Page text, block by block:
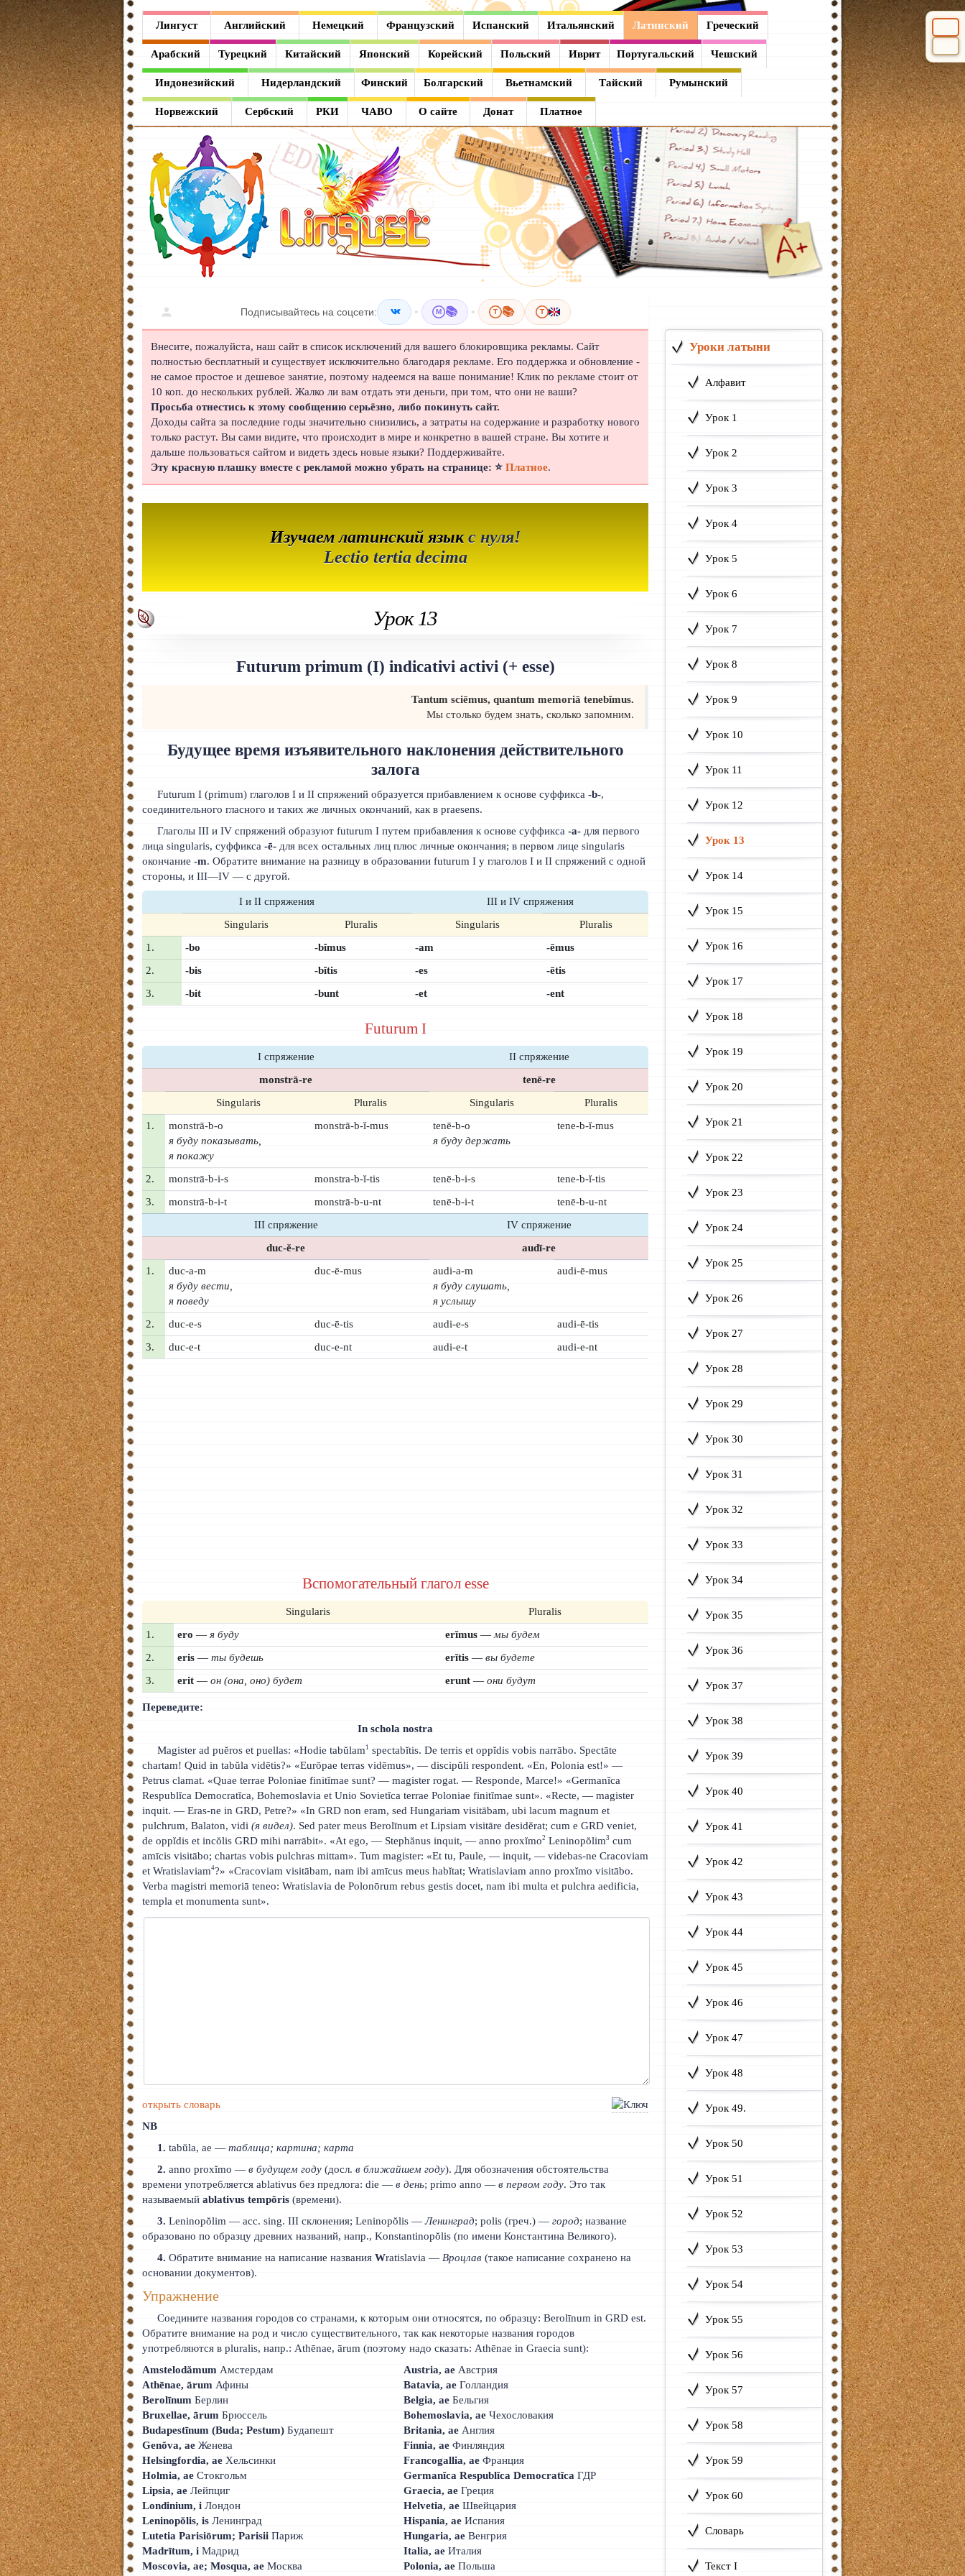
Лингуст Английский Немецкий Французский Испанский Итальянский Латинский Греческий
Арабский Турецкий Китайский Японский Корейский Польский Иврит Португальский Чешский
Индонезийский Нидерландский Финский Болгарский Вьетнамский Тайский Румынский
Норвежский Сербский РКИ ЧАВО О сайте Донат Платное
Подписывайтесь на соцсети: • M 📚 • T 📚 T
Внесите, пожалуйста, наш сайт в список исключений для вашего блокировщика рекламы. Сайт
полностью бесплатный и существует исключительно благодаря рекламе. Его поддержка и обновление -
не самое простое и дешевое занятие, поэтому надеемся на ваше понимание! Клик по рекламе стоит от
10 коп. до нескольких рублей. Жалко ли вам отдать эти деньги, при том, что они не ваши?
Просьба отнестись к этому сообщению серьёзно, либо покинуть сайт.
Доходы сайта за последние годы значительно снизились, а затраты на содержание и разработку нового
только растут. Вы сами видите, что происходит в мире и конкретно в вашей стране. Вы хотите и
дальше пользоваться сайтом и видеть здесь новые языки? Поддерживайте.
Эту красную плашку вместе с рекламой можно убрать на странице: ⭐Платное.
Изучаем латинский языкс нуля!
Lectio tertia decima
Урок 13
Futurum primum (I) indicativi activi (+ esse)
Tantum sciēmus, quantum memoriā tenebĭmus.
Мы столько будем знать, сколько запомним.
Будущее время изъявительного наклонения действительного
залога
Futurum I (primum) глаголов I и II спряжений образуется прибавлением к основе суффикса-b-,
соединительного гласного и таких же личных окончаний, как в praesens.
Глаголы III и IV спряжений образуют futurum I путем прибавления к основе суффикса-a- для первого
лица singularis, суффикса-ē- для всех остальных лиц плюс личные окончания; в первом лице singularis
окончание-m. Обратите внимание на разницу в образовании futurum I у глаголов I и II спряжений с одной
стороны, и III—IV — с другой.
I и II спряжения
III и IV спряжения
Singularis
Pluralis Singularis
Pluralis
1.
-bo -bĭmus -am
-ēmus
2.
-bis -bĭtis -es
-ētis
3.
-bit -bunt -et -ent
Futurum I
I спряжение
II спряжение
monstrā-re
tenē-re
Singularis
Pluralis Singularis
Pluralis
1.
monstrā-b-o
я буду показывать,
я покажу
monstrā-b-ĭ-mus
tenē-b-o
я буду держать
tene-b-ĭ-mus
2. monstrā-b-i-s monstra-b-ĭ-tis tenē-b-i-s
tene-b-ĭ-tis
3.
monstrā-b-i-t monstrā-b-u-nt tenē-b-i-t
tenē-b-u-nt
III спряжение
IV спряжение
duc-ĕ-re
audī-re
1.
duc-a-m
я буду вести,
я поведу
duc-ē-mus
audi-a-m
я буду слушать,
я услышу
audi-ē-mus
2. duc-e-s duc-ē-tis audi-e-s
audi-ē-tis
3.
duc-e-t duc-e-nt audi-e-t audi-e-nt
Вспомогательный глагол esse
Singularis
Pluralis
1.
ero —я буду erĭmus — мы будем
2.
eris —ты будешь erĭtis —вы будете
3.
erit —он (она, оно) будет erunt —они будут
Переведите:
In schola nostra
Magister ad puĕros et puellas: «Hodie tabŭlam 1 spectabĭtis. De terris et oppĭdis vobis narrābo. Spectāte
chartam! Quid in tabŭla vidētis?» «Eurōpae terras vidēmus», — discipŭli respondent. «En, Polonia est!» —
Petrus clamat. «Quae terrae Poloniae finitĭmae sunt? — magister rogat. — Responde, Marce!» «Germanĭca
Respublĭca Democratĭca, Bohemoslavia et Unio Sovietĭca terrae Poloniae finitĭmae sunt». «Recte, — magister
inquit. — Eras-ne in GRD, Petre?» «In GRD non eram, sed Hungariam visitābam, ubi lacum magnum et
pulchrum, Balaton, vidi(я видел). Sed pater meus Berolīnum et Lipsiam visitāre desidĕrat; cum e GRD veniet,
de oppĭdis et incŏlis GRD mihi narrābit». «At ego, — Stephănus inquit, — anno proxĭmo2 Leninopŏlim3 cum
amīcis visitābo; chartas vobis pulchras mittam». Tum magister: «Et tu, Paule, — inquit, — videbas-ne Cracoviam
et Wratislaviam4?» «Cracoviam visitābam, nam ibi amīcus meus habĭtat; Wratislaviam anno proxĭmo visitābo.
Verba magistri memoriā teneo: Wratislavia de Polonōrum rebus gestis docet, nam ibi multa et pulchra aedificia,
templa et monumenta sunt».
открыть словарь
NB
1. tabŭla, ae —таблица; картина; карта
2. anno proxĭmo —в будущем году (досл.в ближайшем году). Для обозначения обстоятельства
времени употребляется ablativus без предлога: die —в день; primo anno —в первом году. Это так
называемыйablativus tempŏris (времени).
3. Leninopŏlim — acc. sing. III склонения; Leninopŏlis —Ленинград; polis (греч.) —город; название
образовано по образцу древних названий, напр., Konstantinopŏlis (по имени Константина Великого).
4. Обратите внимание на написание названияWratislavia — Вроцлав (такое написание сохранено на
основании документов).
Упражнение
Соедините названия городов со странами, к которым они относятся, по образцу: Berolīnum in GRD est.
Обратите внимание на род и число существительного, так как некоторые названия городов
употребляются в pluralis, напр.: Athēnae, ārum (поэтому надо сказать: Athēnae in Graecia sunt):
Amstelodămum Амстердам
Athēnae, ārum Афины
Berolīnum Берлин
Bruxellae, ārum Брюссель
Budapestīnum (Buda; Pestum) Будапешт
Genŏva, ae Женева
Helsingfordia, ae Хельсинки
Holmia, ae Стокгольм
Lipsia, ae Лейпциг
Londinium, i Лондон
Leninopŏlis, is Ленинград
Lutetia Parisiōrum; Parisii Париж
Madrītum, i Мадрид
Moscovia, ae; Mosqua, ae Москва
Austria, ae Австрия
Batavia, ae Голландия
Belgia, ae Бельгия
Bohemoslavia, ae Чехословакия
Britania, ae Англия
Finnia, ae Финляндия
Francogallia, ae Франция
Germanĭca Respublĭca Democratĭca ГДР
Graecia, ae Греция
Helvetia, ae Швейцария
Hispania, ae Испания
Hungaria, ae Венгрия
Italia, ae Италия
Polonia, ae Польша
Уроки латыни
Алфавит
Урок 1
Урок 2
Урок 3
Урок 4
Урок 5
Урок 6
Урок 7
Урок 8
Урок 9
Урок 10
Урок 11
Урок 12
Урок 13
Урок 14
Урок 15
Урок 16
Урок 17
Урок 18
Урок 19
Урок 20
Урок 21
Урок 22
Урок 23
Урок 24
Урок 25
Урок 26
Урок 27
Урок 28
Урок 29
Урок 30
Урок 31
Урок 32
Урок 33
Урок 34
Урок 35
Урок 36
Урок 37
Урок 38
Урок 39
Урок 40
Урок 41
Урок 42
Урок 43
Урок 44
Урок 45
Урок 46
Урок 47
Урок 48
Урок 49.
Урок 50
Урок 51
Урок 52
Урок 53
Урок 54
Урок 55
Урок 56
Урок 57
Урок 58
Урок 59
Урок 60
Словарь
Текст I
Лингуст
Английский
Немецкий
Французский
Испанский
Итальянский
Латинский
Греческий
Арабский
Турецкий
Китайский
Японский
Корейский
Польский
Иврит
Португальский
Чешский
Индонезийский
Нидерландский
Финский
Болгарский
Вьетнамский
Тайский
Румынский
Норвежский
Сербский
РКИ
ЧАВО
О сайте
Донат
Платное